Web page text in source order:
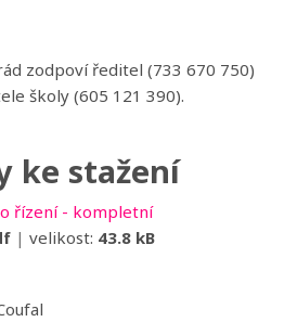
zodpoví ředitel (733 670 750)
školy (605 121 390).
ke stažení
řízení - kompletní
| velikost: 43.8 kB